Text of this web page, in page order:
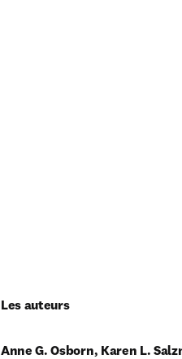
Les auteurs
Anne G. Osborn, Karen L.